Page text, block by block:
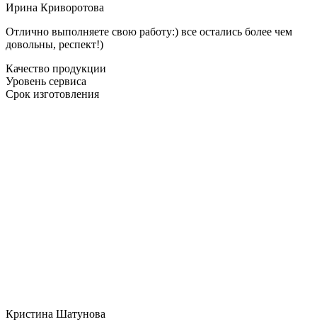
Ирина Криворотова
Отлично выполняете свою работу:) все остались более чем
довольны, респект!)
Качество продукции
Уровень сервиса
Срок изготовления
Кристина Шатунова